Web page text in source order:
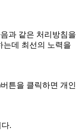
과 같은 처리방침을
는데 최선의 노력을
튼을 클릭하면 개인
.